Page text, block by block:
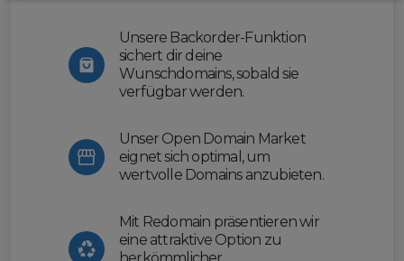
Unsere Backorder-Funktion
sichert dir deine
Wunschdomains, sobald sie
verfügbar werden.
Unser Open Domain Market
eignet sich optimal, um
wertvolle Domains anzubieten.
Mit Redomain präsentieren wir
eine attraktive Option zu